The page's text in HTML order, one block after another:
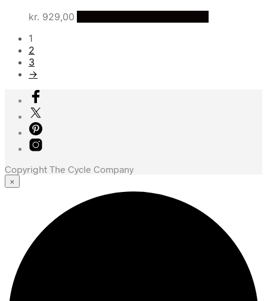
kr. 929,00
1
2
3
→
Copyright The Cycle Company
×